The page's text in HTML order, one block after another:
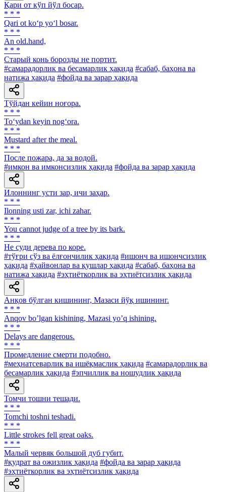
Қари от кўп йўл босар.
* * *
Qari ot ko‘p yo‘l bosar.
* * *
An old.hand,
* * *
Старый конь борозды не портит.
#самарадорлик ва бесамарлик ҳақида #сабаб, баҳона ва
натижа ҳақида #фойда ва зарар ҳақида
Тўйдан кейин ноғора.
* * *
To‘ydan keyin nog‘ora.
* * *
Mustard after the meal.
* * *
После пожара, да за водой.
#имкон ва имконсизлик ҳақида #фойда ва зарар ҳақида
Илоннинг усти зар, ичи заҳар.
* * *
Ilonning usti zar, ichi zahar.
* * *
You cannot judge of a tree by its bark.
* * *
He суди дерева по коре.
#тўғри сўз ва ёлғончилик ҳақида #ишонч ва ишончсизлик
ҳақида #ҳайвонлар ва қушлар ҳақида #сабаб, баҳона ва
натижа ҳақида #эҳтиёткорлик ва эҳтиётсизлик ҳақида
Анқов бўлган кишининг, Мазаси йўқ ишининг.
* * *
Аnqov boʼlgan kishining, Mazasi yoʼq ishining.
* * *
Delays are dangerous.
* * *
Промедление смерти подобно.
#меҳнатсеварлик ва ишёқмаслик ҳақида #самарадорлик ва
бесамарлик ҳақида #эпчиллик ва ношудлик ҳақида
Томчи тошни тешади.
* * *
Tomchi toshni teshadi.
* * *
Little strokes fell great oaks.
* * *
Малый червяк большой дуб губит.
#қудрат ва ожизлик ҳақида #фойда ва зарар ҳақида
#эҳтиёткорлик ва эҳтиётсизлик ҳақида